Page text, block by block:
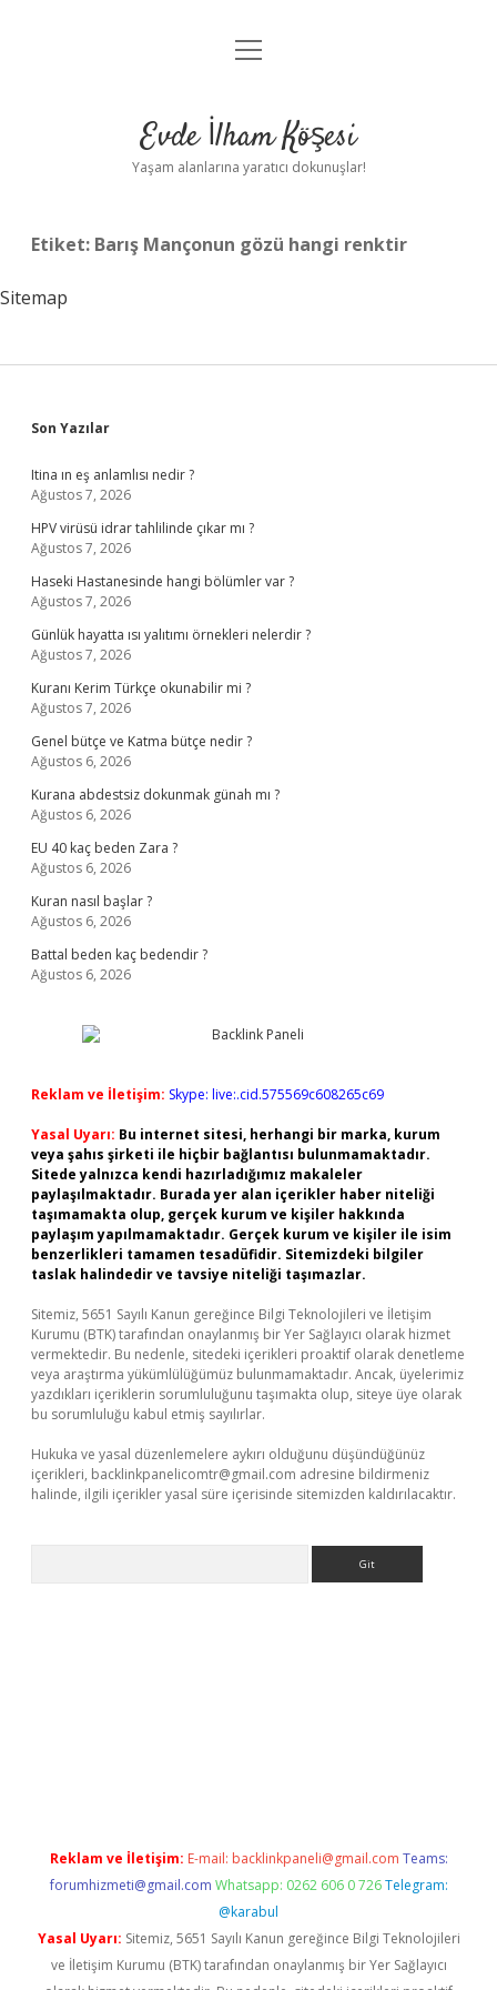
Anasayfa
Yasal Uyarı
menüyü
Evde İlham Köşesi
Yaşam alanlarına yaratıcı dokunuşlar!
Etiket: Barış Mançonun gözü hangi renktir
Sitemap
Sidebar
Son Yazılar
Itina ın eş anlamlısı nedir ?
Ağustos 7, 2026
HPV virüsü idrar tahlilinde çıkar mı ?
Ağustos 7, 2026
Haseki Hastanesinde hangi bölümler var ?
Ağustos 7, 2026
Günlük hayatta ısı yalıtımı örnekleri nelerdir ?
Ağustos 7, 2026
Kuranı Kerim Türkçe okunabilir mi ?
Ağustos 7, 2026
Genel bütçe ve Katma bütçe nedir ?
Ağustos 6, 2026
Kurana abdestsiz dokunmak günah mı ?
Ağustos 6, 2026
EU 40 kaç beden Zara ?
Ağustos 6, 2026
Kuran nasıl başlar ?
Ağustos 6, 2026
Battal beden kaç bedendir ?
Ağustos 6, 2026
Reklam ve İletişim: Skype: live:.cid.575569c608265c69
Yasal Uyarı: Bu internet sitesi, herhangi bir marka, kurum
veya şahıs şirketi ile hiçbir bağlantısı bulunmamaktadır.
Sitede yalnızca kendi hazırladığımız makaleler
paylaşılmaktadır. Burada yer alan içerikler haber niteliği
taşımamakta olup, gerçek kurum ve kişiler hakkında
paylaşım yapılmamaktadır. Gerçek kurum ve kişiler ile isim
benzerlikleri tamamen tesadüfidir. Sitemizdeki bilgiler
taslak halindedir ve tavsiye niteliği taşımazlar.
Sitemiz, 5651 Sayılı Kanun gereğince Bilgi Teknolojileri ve İletişim
Kurumu (BTK) tarafından onaylanmış bir Yer Sağlayıcı olarak hizmet
vermektedir. Bu nedenle, sitedeki içerikleri proaktif olarak denetleme
veya araştırma yükümlülüğümüz bulunmamaktadır. Ancak, üyelerimiz
yazdıkları içeriklerin sorumluluğunu taşımakta olup, siteye üye olarak
bu sorumluluğu kabul etmiş sayılırlar.
Hukuka ve yasal düzenlemelere aykırı olduğunu düşündüğünüz
içerikleri, backlinkpanelicomtr@gmail.com adresine bildirmeniz
halinde, ilgili içerikler yasal süre içerisinde sitemizden kaldırılacaktır.
Reklam ve İletişim: E-mail: backlinkpaneli@gmail.com Teams:
forumhizmeti@gmail.com Whatsapp: 0262 606 0 726 Telegram:
@karabul
Yasal Uyarı: Sitemiz, 5651 Sayılı Kanun gereğince Bilgi Teknolojileri
ve İletişim Kurumu (BTK) tarafından onaylanmış bir Yer Sağlayıcı